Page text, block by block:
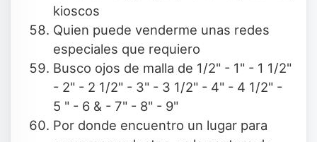
kioscos
Quien puede venderme unas redes
especiales que requiero
Busco ojos de malla de 1/2" - 1" - 1 1/2"
- 2" - 2 1/2" - 3" - 3 1/2" - 4" - 4 1/2" -
5 " - 6 & - 7" - 8" - 9"
Por donde encuentro un lugar para